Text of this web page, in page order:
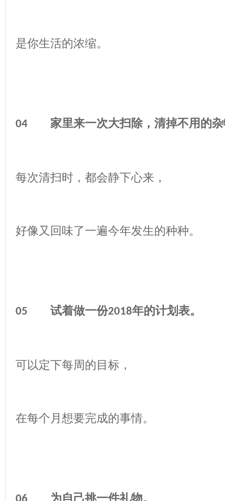
是你生活的浓缩。
04 家里来一次大扫除，清掉不用的
每次清扫时，都会静下心来，
好像又回味了一遍今年发生的种种。
05 试着做一份2018年的计划表。
可以定下每周的目标，
在每个月想要完成的事情。
为自己挑一件礼物。